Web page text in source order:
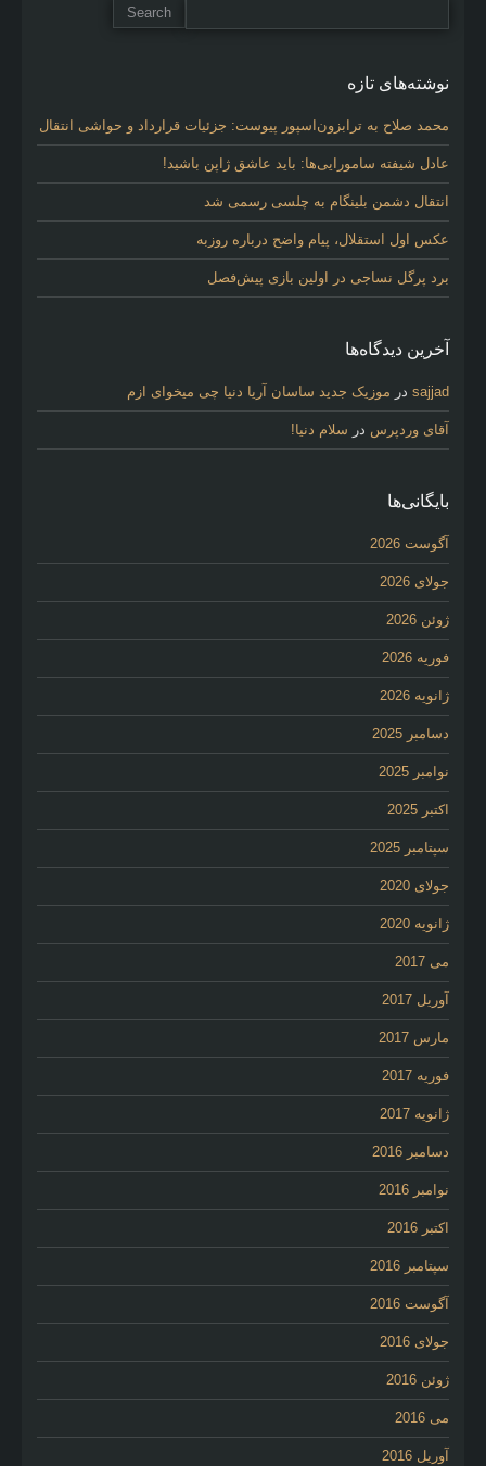
نوشته‌های تازه
محمد صلاح به ترابزون‌اسپور پیوست: جزئیات قرارداد و حواشی انتقال
عادل شیفته سامورایی‌ها: باید عاشق ژاپن باشید!
انتقال دشمن بلینگام به چلسی رسمی شد
عکس اول استقلال، پیام واضح درباره روزبه
برد پرگل نساجی در اولین بازی پیش‌فصل
آخرین دیدگاه‌ها
sajjad در موزیک جدید ساسان آریا دنیا چی میخوای ازم
آقای وردپرس در سلام دنیا!
بایگانی‌ها
آگوست 2026
جولای 2026
ژوئن 2026
فوریه 2026
ژانویه 2026
دسامبر 2025
نوامبر 2025
اکتبر 2025
سپتامبر 2025
جولای 2020
ژانویه 2020
می 2017
آوریل 2017
مارس 2017
فوریه 2017
ژانویه 2017
دسامبر 2016
نوامبر 2016
اکتبر 2016
سپتامبر 2016
آگوست 2016
جولای 2016
ژوئن 2016
می 2016
آوریل 2016